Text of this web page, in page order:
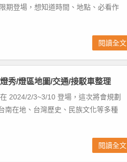
期登場，想知道時間、地點、必看作
閱讀全文
秀/燈區地圖/交通/接駁車整理
2024/2/3~3/10 登場，這次將會規劃
南在地、台灣歷史、民族文化等多種
閱讀全文